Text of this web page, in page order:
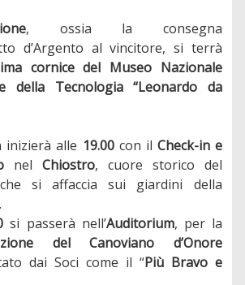
, ossia la consegna
d’Argento al vincitore, si terrà
cornice del Museo Nazionale
della Tecnologia “Leonardo da
inizierà alle 19.00con il Check-in e
nelChiostro, cuore storico del
si affaccia sui giardini della
si passerà nell’Auditorium, per la
del Canoviano d’Onore
dai Soci come il “Più Bravo e